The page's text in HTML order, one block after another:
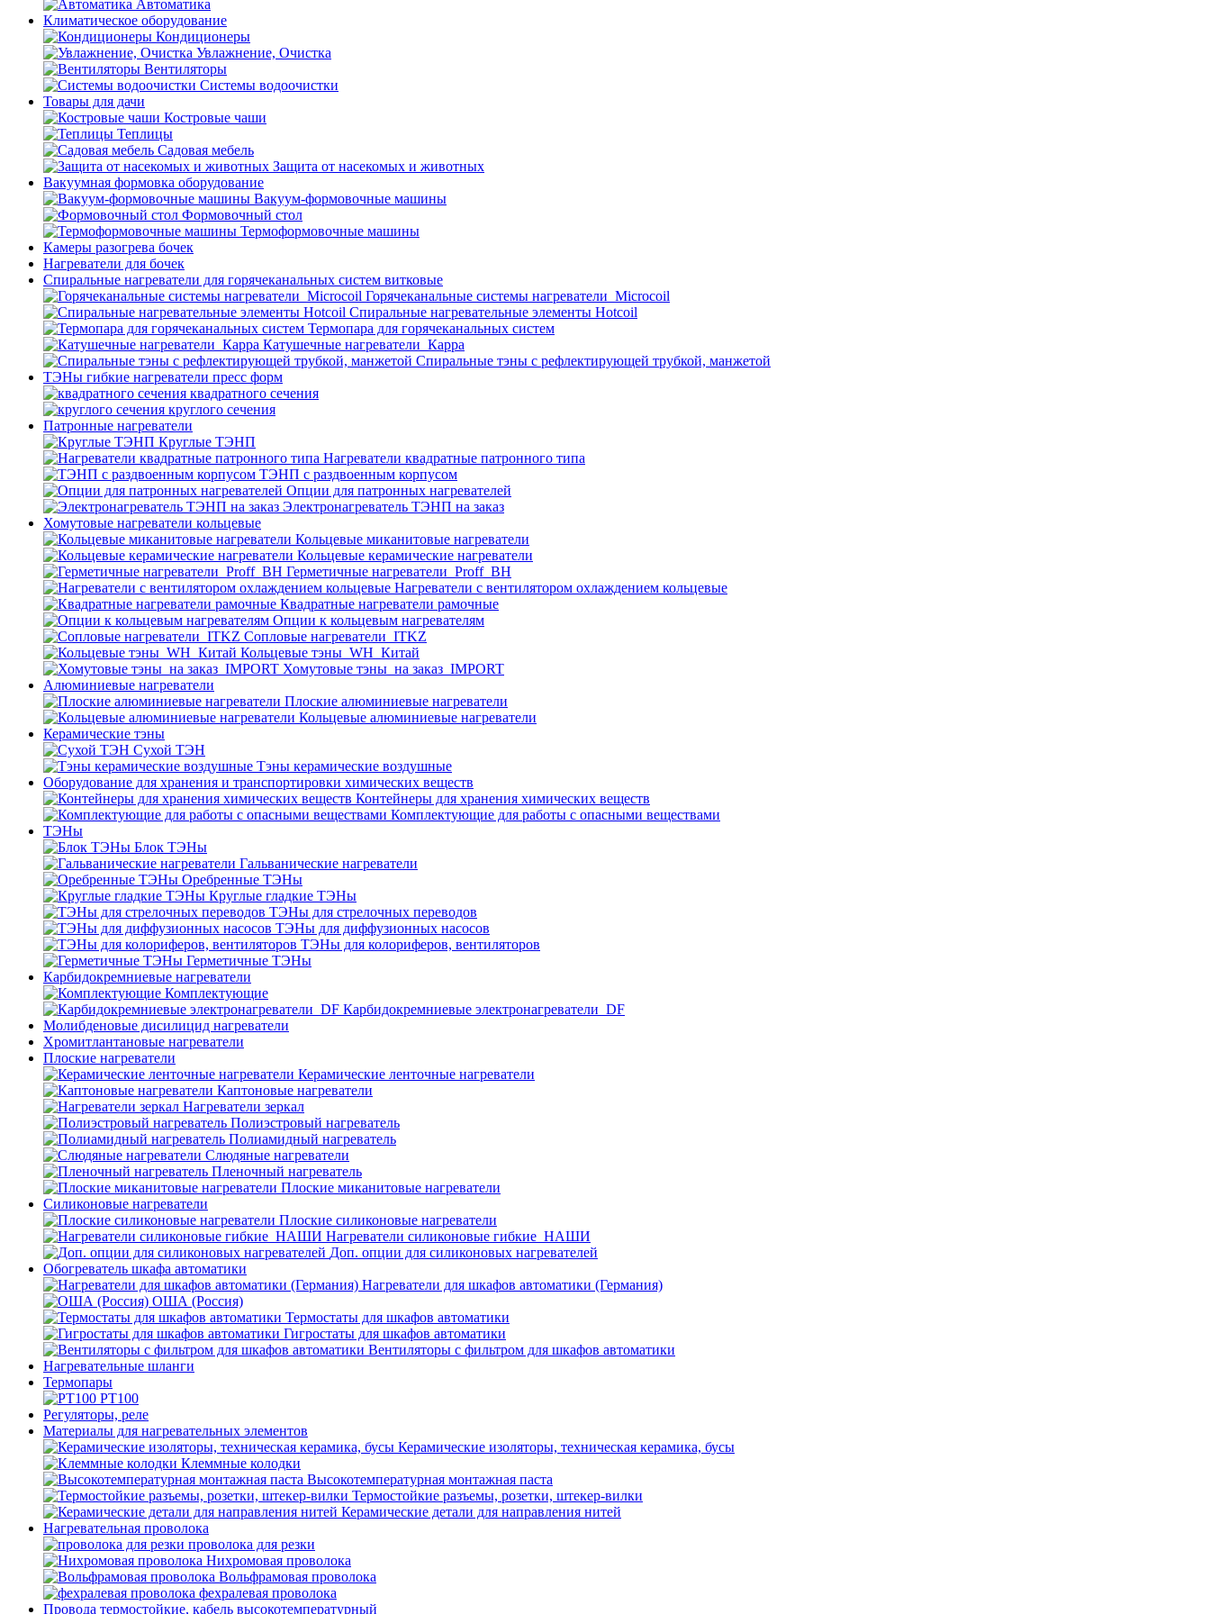
Автоматика
Климатическое оборудование
Кондиционеры
Увлажнение, Очистка
Вентиляторы
Системы водоочистки
Товары для дачи
Костровые чаши
Теплицы
Садовая мебель
Защита от насекомых и животных
Вакуумная формовка оборудование
Вакуум-формовочные машины
Формовочный стол
Термоформовочные машины
Камеры разогрева бочек
Нагреватели для бочек
Спиральные нагреватели для горячеканальных систем витковые
Горячеканальные системы нагреватели_Microcoil
Спиральные нагревательные элементы Hotcoil
Термопара для горячеканальных систем
Катушечные нагреватели_Карра
Спиральные тэны с рефлектирующей трубкой, манжетой
ТЭНы гибкие нагреватели пресс форм
квадратного сечения
круглого сечения
Патронные нагреватели
Круглые ТЭНП
Нагреватели квадратные патронного типа
ТЭНП с раздвоенным корпусом
Опции для патронных нагревателей
Электронагреватель ТЭНП на заказ
Хомутовые нагреватели кольцевые
Кольцевые миканитовые нагреватели
Кольцевые керамические нагреватели
Герметичные нагреватели_Proff_BH
Нагреватели с вентилятором охлаждением кольцевые
Квадратные нагреватели рамочные
Опции к кольцевым нагревателям
Cопловые нагреватели_ITKZ
Кольцевые тэны_WH_Китай
Хомутовые тэны_на заказ_IMPORT
Алюминиевые нагреватели
Плоские алюминиевые нагреватели
Кольцевые алюминиевые нагреватели
Керамические тэны
Сухой ТЭН
Тэны керамические воздушные
Оборудование для хранения и транспортировки химических веществ
Контейнеры для хранения химических веществ
Комплектующие для работы с опасными веществами
ТЭНы
Блок ТЭНы
Гальванические нагреватели
Оребренные ТЭНы
Круглые гладкие ТЭНы
ТЭНы для стрелочных переводов
ТЭНы для диффузионных насосов
ТЭНы для колориферов, вентиляторов
Герметичные ТЭНы
Карбидокремниевые нагреватели
Комплектующие
Карбидокремниевые электронагреватели_DF
Молибденовые дисилицид нагреватели
Хромитлантановые нагреватели
Плоские нагреватели
Керамические ленточные нагреватели
Каптоновые нагреватели
Нагреватели зеркал
Полиэстровый нагреватель
Полиамидный нагреватель
Слюдяные нагреватели
Пленочный нагреватель
Плоские миканитовые нагреватели
Силиконовые нагреватели
Плоские силиконовые нагреватели
Нагреватели силиконовые гибкие_НАШИ
Доп. опции для силиконовых нагревателей
Обогреватель шкафа автоматики
Нагреватели для шкафов автоматики (Германия)
ОША (Россия)
Термостаты для шкафов автоматики
Гигростаты для шкафов автоматики
Вентиляторы с фильтром для шкафов автоматики
Нагревательные шланги
Термопары
PT100
Регуляторы, реле
Материалы для нагревательных элементов
Керамические изоляторы, техническая керамика, бусы
Клеммные колодки
Высокотемпературная монтажная паста
Термостойкие разъемы, розетки, штекер-вилки
Керамические детали для направления нитей
Нагревательная проволока
проволока для резки
Нихромовая проволока
Вольфрамовая проволока
фехралевая проволока
Провода термостойкие, кабель высокотемпературный